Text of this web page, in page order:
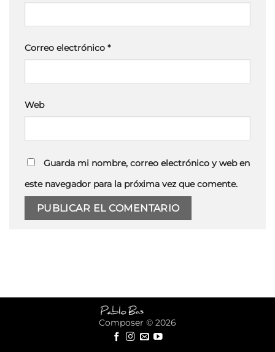
Correo electrónico *
Web
Guarda mi nombre, correo electrónico y web en
este navegador para la próxima vez que comente.
Composer © 2026